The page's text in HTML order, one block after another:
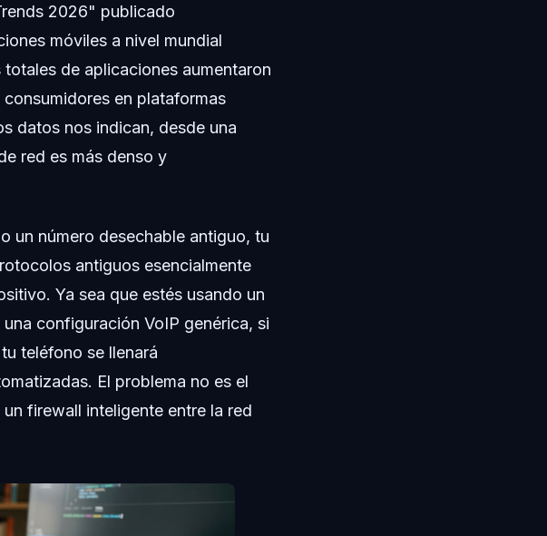
2026" publicado
móviles a nivel mundial
de aplicaciones aumentaron
en plataformas
datos nos indican, desde una
red es más denso y
un número desechable antiguo, tu
antiguos esencialmente
Ya sea que estés usando un
configuración VoIP genérica, si
teléfono se llenará
El problema no es el
firewall inteligente entre la red